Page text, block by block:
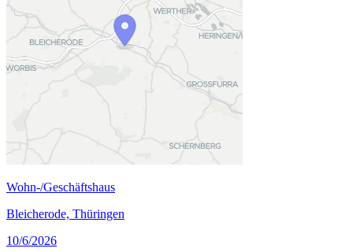
Wohn-/Geschäftshaus
Bleicherode, Thüringen
10/6/2026